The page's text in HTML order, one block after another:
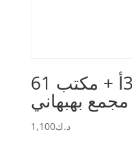
مكتب (1+2 ) د3أ + مكتب 61
مجمع بهبهاني
د.ك1,100